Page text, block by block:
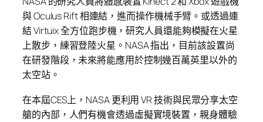
與 Oculus Rift 相連結，進而操作機械手臂。或透過連
結 Virtuix 全方位跑步機，研究人員還能夠模擬在火星
上散步，練習登陸火星。NASA 指出，目前該設置尚
在研發階段，未來將能應用於控制幾百萬英里以外的
太空站。
在本屆CES上，NASA 更利用 VR 技術與民眾分享太空
艙的內部，人們有機會透過虛擬實境裝置，親身體驗